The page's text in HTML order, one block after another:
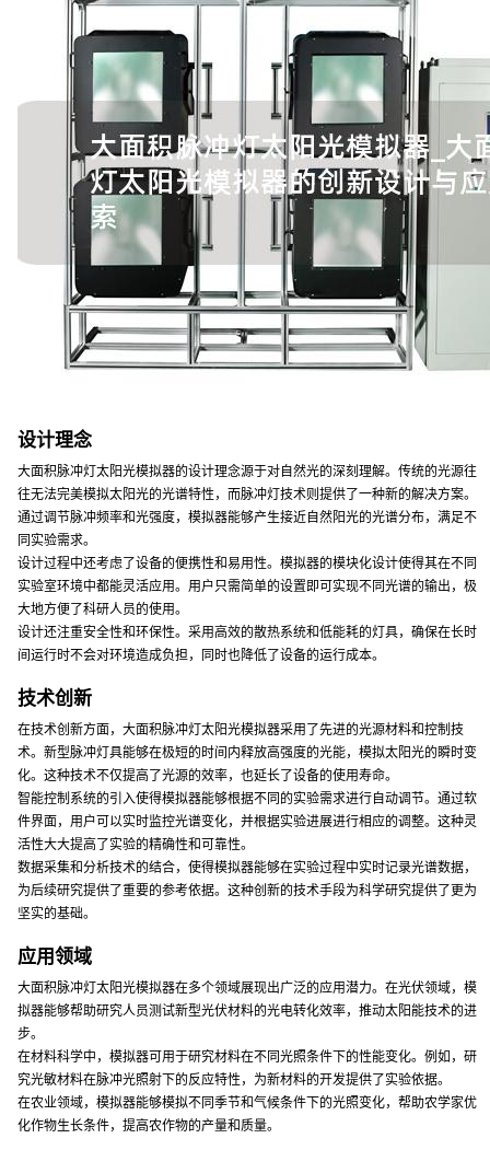
设计理念
大面积脉冲灯太阳光模拟器的设计理念源于对自然光的深刻理解。传统的光源往
往无法完美模拟太阳光的光谱特性，而脉冲灯技术则提供了一种新的解决方案。
通过调节脉冲频率和光强度，模拟器能够产生接近自然阳光的光谱分布，满足不
同实验需求。
设计过程中还考虑了设备的便携性和易用性。模拟器的模块化设计使得其在不同
实验室环境中都能灵活应用。用户只需简单的设置即可实现不同光谱的输出，极
大地方便了科研人员的使用。
设计还注重安全性和环保性。采用高效的散热系统和低能耗的灯具，确保在长时
间运行时不会对环境造成负担，同时也降低了设备的运行成本。
技术创新
在技术创新方面，大面积脉冲灯太阳光模拟器采用了先进的光源材料和控制技
术。新型脉冲灯具能够在极短的时间内释放高强度的光能，模拟太阳光的瞬时变
化。这种技术不仅提高了光源的效率，也延长了设备的使用寿命。
智能控制系统的引入使得模拟器能够根据不同的实验需求进行自动调节。通过软
件界面，用户可以实时监控光谱变化，并根据实验进展进行相应的调整。这种灵
活性大大提高了实验的精确性和可靠性。
数据采集和分析技术的结合，使得模拟器能够在实验过程中实时记录光谱数据，
为后续研究提供了重要的参考依据。这种创新的技术手段为科学研究提供了更为
坚实的基础。
应用领域
大面积脉冲灯太阳光模拟器在多个领域展现出广泛的应用潜力。在光伏领域，模
拟器能够帮助研究人员测试新型光伏材料的光电转化效率，推动太阳能技术的进
步。
在材料科学中，模拟器可用于研究材料在不同光照条件下的性能变化。例如，研
究光敏材料在脉冲光照射下的反应特性，为新材料的开发提供了实验依据。
在农业领域，模拟器能够模拟不同季节和气候条件下的光照变化，帮助农学家优
化作物生长条件，提高农作物的产量和质量。